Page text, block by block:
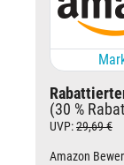
(30 %
UVP:29,69 €
Amazon